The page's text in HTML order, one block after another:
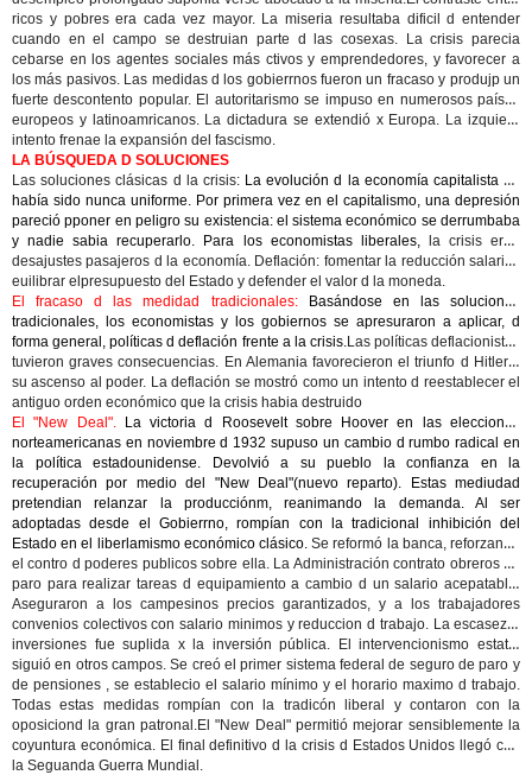
ricos y pobresera cada vez mayor. La miseria resultaba dificil d entender
cuando en el campo se destruian parte d las cosexas. La crisis parecia
cebarse en los agentes sociales más ctivos y emprendedores, y favorecer a
los más pasivos. Las medidas d los gobierrnos fueron un fracaso y produjp un
fuerte descontento popular. El autoritarismo se impuso en numerosos países
europeos y latinoamricanos. La dictadura se extendió x Europa. La izquiera
intento frenae la expansión del fascismo.
LA BÚSQUEDA D SOLUCIONES
Las soluciones clásicas d la crisis:La evolución d la economía capitalista no
había sido nunca uniforme. Por primera vez en el capitalismo, una depresión
pareció pponer en peligro su existencia: el sistema económico se derrumbaba
y nadie sabia recuperarlo. Para los economistas liberales,
la crisis eran
desajustes pasajeros d la economía. Deflación: fomentar la reducción salarial,
euilibrar elpresupuesto del Estado y defender el valor d la moneda.
El fracaso d las medidad tradicionales:
Basándose en las soluciones
tradicionales, los economistas y los gobiernos se apresuraron a aplicar, d
forma general, políticas d deflación frente a la crisis.Las políticas deflacionistas
tuvieron graves consecuencias. En Alemania favorecieron el triunfo d Hitler y
su ascenso al poder. La deflación se mostró como un intento d reestablecer el
antiguo orden económico que la crisis habia destruido
El "New Deal".
La victoria d Roosevelt sobre Hoover en las elecciones
norteamericanas en noviembre d 1932 supuso un cambio d rumbo radical en
la política estadounidense. Devolvió a su pueblo la confianza en la
recuperación por medio del "New Deal"(nuevo reparto). Estas mediudad
pretendian relanzar la producciónm, reanimando la demanda. Al ser
adoptadas desde el Gobierrno, rompían con la tradicional inhibición del
Estado en el liberlamismo económico clásico.Se reformó la banca, reforzando
el contro d poderes publicos sobre ella. La Administración contrato obreros en
paro para realizar tareas d equipamiento a cambio d un salario acepatable.
Aseguraron a los campesinos precios garantizados, y a los trabajadores
convenios colectivoscon salario minimos y reduccion d trabajo. La escasez d
inversiones fue suplida x la inversión pública. El intervencionismo estatal
siguió en otros campos. Se creó el primer sistema federal de seguro de paro y
de pensiones , se establecio el salario mínimo y el horario maximo d trabajo.
Todas estas medidas rompían con la tradicón liberal y contaron con la
oposiciond la gran patronal.El "New Deal" permitió mejorar sensiblemente la
coyuntura económica. El final definitivo d la crisis d Estados Unidos llegó con
la Seguanda Guerra Mundial.